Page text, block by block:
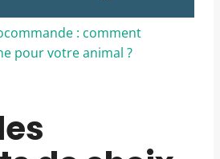
: comment
pour votre animal ?